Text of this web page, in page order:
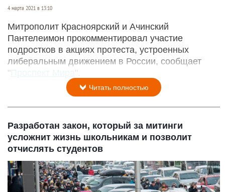
4 марта 2021 в 13:10
Митрополит Красноярский и Ачинский
Пантелеимон прокомментировал участие
подростков в акциях протеста, устроенных
либеральным движением в России, сообщает
"Проспект Мира ".
Читать полностью
Разработан закон, который за митинги
усложнит жизнь школьникам и позволит
отчислять студентов